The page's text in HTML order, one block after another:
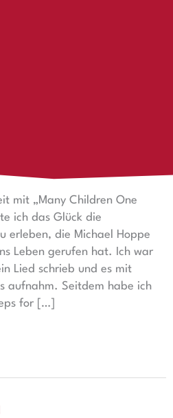
mit „Many Children One
ich das Glück die
erleben, die Michael Hoppe
Leben gerufen hat. Ich war
Lied schrieb und es mit
aufnahm. Seitdem habe ich
for […]